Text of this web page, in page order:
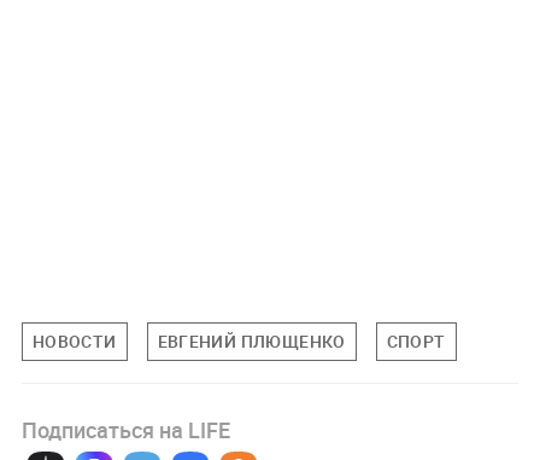
НОВОСТИ ЕВГЕНИЙ ПЛЮЩЕНКО СПОРТ
Подписаться на LIFE